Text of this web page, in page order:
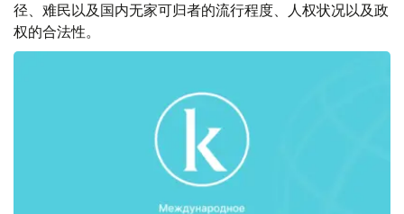
径、难民以及国内无家可归者的流行程度、人权状况以及政
权的合法性。